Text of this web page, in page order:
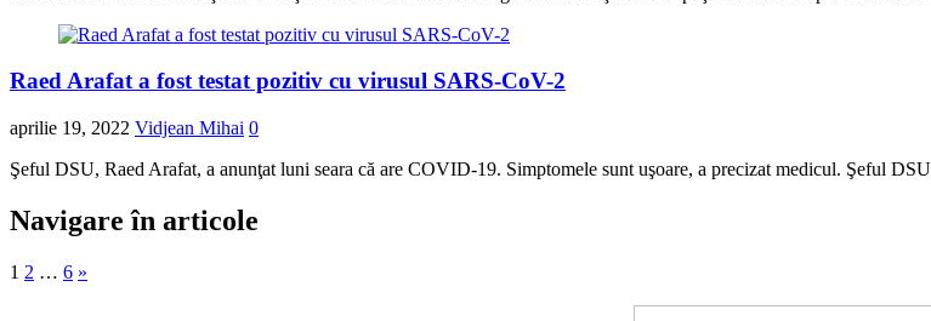
Raed Arafat a fost testat pozitiv cu virusul SARS-CoV-2
aprilie 19, 2022 Vidjean Mihai 0
Şeful DSU, Raed Arafat, a anunţat luni seara că are COVID-19. Simptomele sunt uşoare, a precizat medicul. Şeful
Navigare în articole
1 2 … 6 »